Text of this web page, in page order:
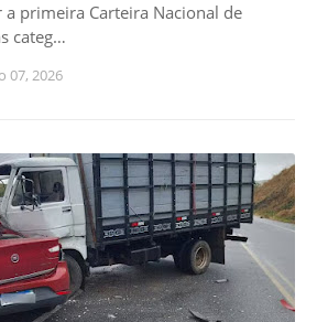
primeira Carteira Nacional de
categ…
07, 2026